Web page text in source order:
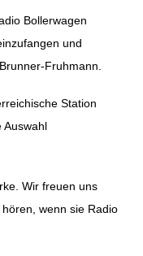
Bollerwagen
und
Fruhmann.
Station
Auswahl
Wir freuen uns
wenn sie Radio